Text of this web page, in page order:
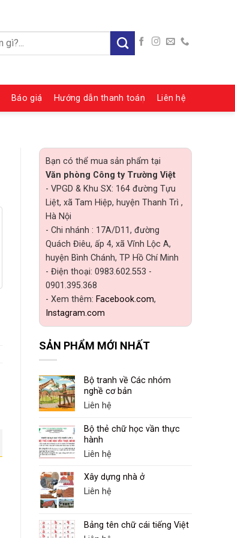
Báo giá Hướng dẫn thanh toán Liên hệ
Bạn có thể mua sản phẩm tại
Văn phòng Công ty Trường Việt
- VPGD & Khu SX: 164 đường Tựu
Liệt, xã Tam Hiệp, huyện Thanh Trì ,
Hà Nội
- Chi nhánh : 17A/D11, đường
Quách Điêu, ấp 4, xã Vĩnh Lộc A,
huyện Bình Chánh, TP Hồ Chí Minh
- Điện thoại: 0983.602.553 -
0901.395.368
- Xem thêm: Facebook.com,
Instagram.com
SẢN PHẨM MỚI NHẤT
Bộ tranh về Các nhóm
nghề cơ bản
Liên hệ
Bộ thẻ chữ học vần thực
hành
Liên hệ
Xây dựng nhà ở
Liên hệ
Bảng tên chữ cái tiếng Việt